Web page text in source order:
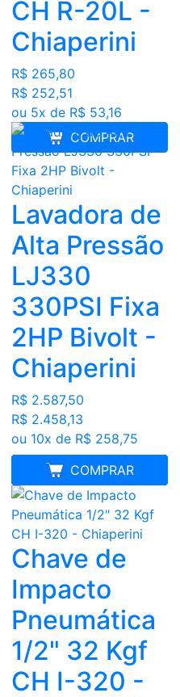
CH R-20L -
Chiaperini
R$ 265,80
R$ 252,51
ou 5x de R$ 53,16
COMPRAR
Lavadora de
Alta Pressão
LJ330
330PSI Fixa
2HP Bivolt -
Chiaperini
R$ 2.587,50
R$ 2.458,13
ou 10x de R$ 258,75
COMPRAR
MELHOR PREÇO
Chave de
Impacto
Pneumática
1/2" 32 Kgf
CH I-320 -